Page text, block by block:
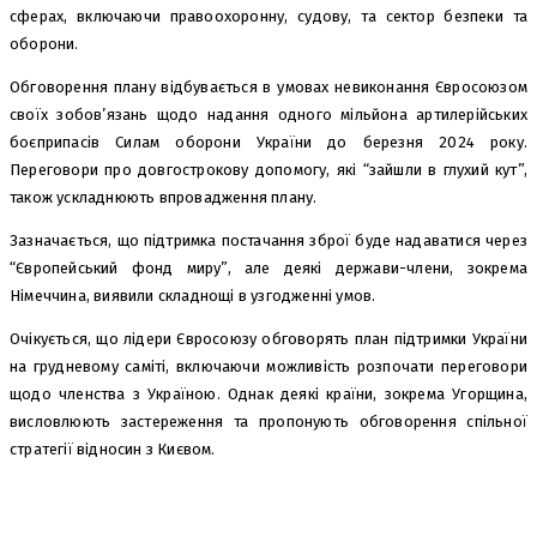
сферах, включаючи правоохоронну, судову, та сектор безпеки та
оборони.
Обговорення плану відбувається в умовах невиконання Євросоюзом
своїх зобов’язань щодо надання одного мільйона артилерійських
боєприпасів Силам оборони України до березня 2024 року.
Переговори про довгострокову допомогу, які “зайшли в глухий кут”,
також ускладнюють впровадження плану.
Зазначається, що підтримка постачання зброї буде надаватися через
“Європейський фонд миру”, але деякі держави-члени, зокрема
Німеччина, виявили складнощі в узгодженні умов.
Очікується, що лідери Євросоюзу обговорять план підтримки України
на грудневому саміті, включаючи можливість розпочати переговори
щодо членства з Україною. Однак деякі країни, зокрема Угорщина,
висловлюють застереження та пропонують обговорення спільної
стратегії відносин з Києвом.